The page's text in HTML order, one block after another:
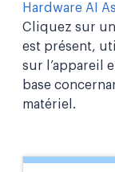
Hardware AI
Cliquez sur un
est présent,
sur l’appareil
base
matériel.